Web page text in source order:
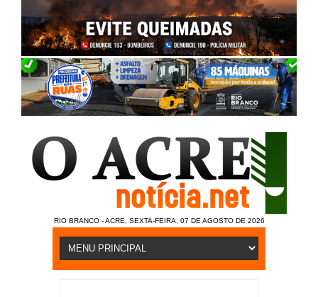
RIO BRANCO - ACRE, SEXTA-FEIRA, 07 DE AGOSTO DE 2026